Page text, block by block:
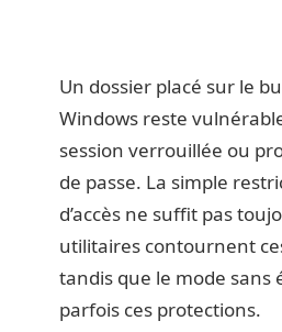
Un dossier placé sur le
Windows reste
session verrouillée ou
de passe. La simple
d’accès ne suffit pas
utilitaires contournent
tandis que le mode sans
parfois ces protections.